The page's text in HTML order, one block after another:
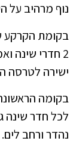
נוף מרהיב על
בקומת הקרקע
2 חדרי שינה
ישירה לטרסה
לכל חדר שינה
נהדר ורחב לים.